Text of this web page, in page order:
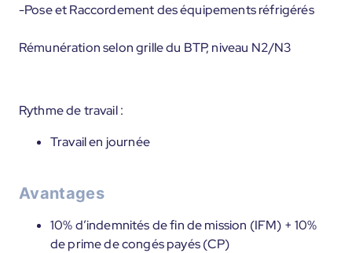
-Pose et Raccordement des équipements réfrigérés
Rémunération selon grille du BTP, niveau N2/N3
Rythme de travail :
Travail en journée
Avantages
10% d’indemnités de fin de mission (IFM) + 10%
de prime de congés payés (CP)